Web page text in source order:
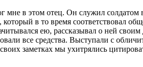
мне в этом отец. Он служил
который в то время
ею, рассказывал о ней
все средства. Выступали с
заметках мы ухитрялись